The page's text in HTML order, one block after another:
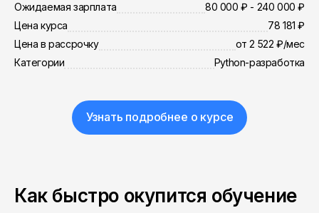
Ожидаемая зарплата
80 000 ₽ - 240 000 ₽
Цена курса
78 181 ₽
Цена в рассрочку
от 2 522 ₽/мес
Категории
Python-разработка
Узнать подробнее о курсе
Как быстро окупится обучение